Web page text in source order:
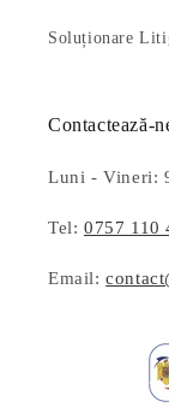
Soluționare
Contactează-
Luni - Vineri:
Tel:0757 110
Email: